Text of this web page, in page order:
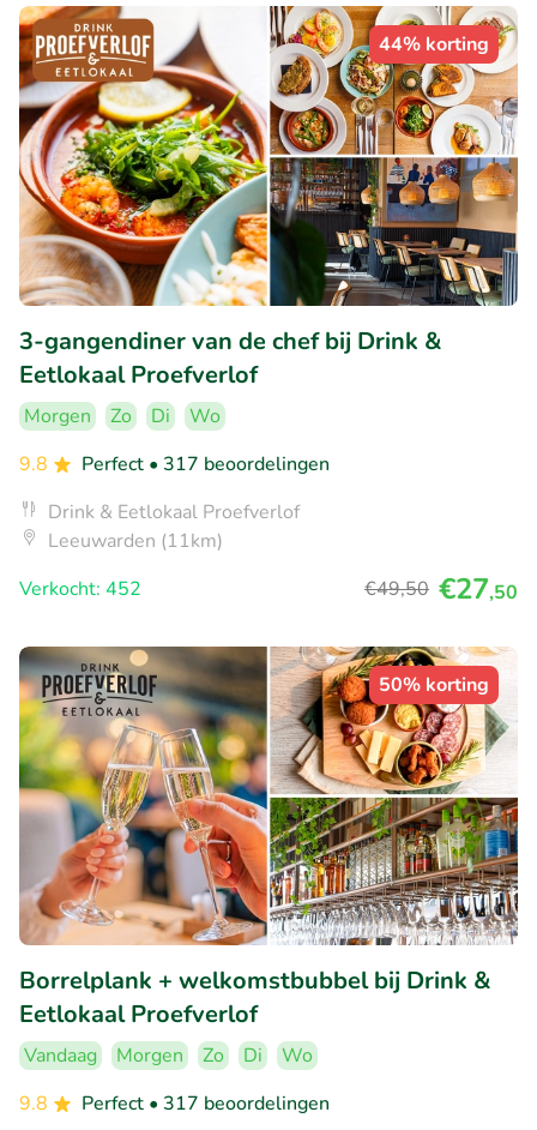
44% korting
3-gangendiner van de chef bij Drink &
Eetlokaal Proefverlof
Morgen Zo Di
Wo
9.8
Perfect • 317 beoordelingen
Drink & Eetlokaal Proefverlof
Leeuwarden (11km)
Verkocht: 452
€49,50 €27,50
50% korting
Borrelplank + welkomstbubbel bij Drink &
Eetlokaal Proefverlof
Vandaag Morgen Zo Di
Wo
9.8
Perfect • 317 beoordelingen